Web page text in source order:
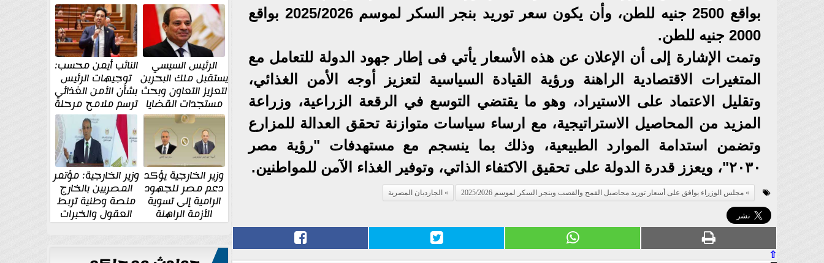
بواقع 2500 جنيه للطن، وأن يكون سعر توريد بنجر السكر لموسم 2025/2026 بواقع
2000 جنيه للطن.
وتمت الإشارة إلى أن الإعلان عن هذه الأسعار يأتي فى إطار جهود الدولة للتعامل مع
المتغيرات الاقتصادية الراهنة ورؤية القيادة السياسية لتعزيز أوجه الأمن الغذائي،
وتقليل الاعتماد على الاستيراد، وهو ما يقتضي التوسع في الرقعة الزراعية، وزراعة
المزيد من المحاصيل الاستراتيجية، مع ارساء سياسات متوازنة تحقق العدالة للمزارع
وتضمن استدامة الموارد الطبيعية، وذلك بما ينسجم مع مستهدفات "رؤية مصر
۲۰۳۰"، ويعزز قدرة الدولة على تحقيق الاكتفاء الذاتي، وتوفير الغذاء الآمن للمواطنين.
مجلس الوزراء يوافق على أسعار توريد محاصيل القمح والقصب وبنجر السكر لموسم 2025/2026 الجارديان المصرية
⇧
الرئيس السيسي
يستقبل ملك البحرين
لتعزيز التعاون وبحث
مستجدات القضايا
الإقليمية والدولية
النائب أيمن محسب:
توجيهات الرئيس
بشأن الأمن الغذائي
ترسم ملامح مرحلة
جديدة
وزير الخارجية يؤكد
دعم مصر للجهود
الرامية إلى تسوية
الأزمة الراهنة
وزير الخارجية: مؤتمر
المصريين بالخارج
منصة وطنية تربط
العقول والخبرات
المصرية بالدولة